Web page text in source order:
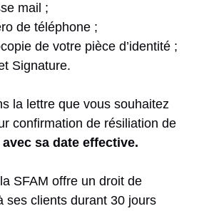
mail ;
de téléphone ;
de votre pièce d’identité ;
Signature.
la lettre que vous souhaitez
confirmation de résiliation de
avec sa date effective.
SFAM offre un droit de
ses clients durant 30 jours